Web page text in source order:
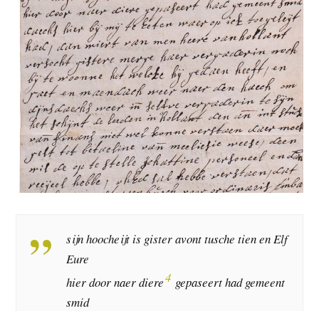
sijn hoocheijt is gister avont tusche tien en Elf
Eure
hier door naer diere4 gepaseert had gemeent
smid